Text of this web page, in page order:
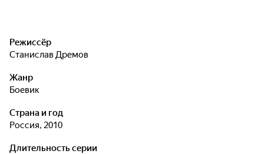
Режиссёр
Станислав Дремов
Жанр
боевик
Страна и год
Россия, 2010
Длительность серии